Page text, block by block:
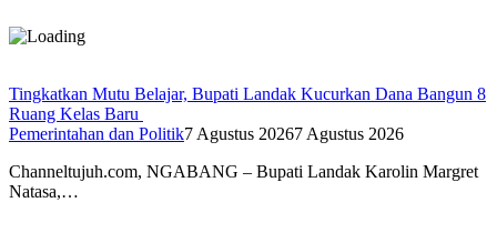
Tingkatkan Mutu Belajar, Bupati Landak Kucurkan Dana Bangun 8
Ruang Kelas Baru
Pemerintahan dan Politik7 Agustus 20267 Agustus 2026
Channeltujuh.com, NGABANG – Bupati Landak Karolin Margret
Natasa,…